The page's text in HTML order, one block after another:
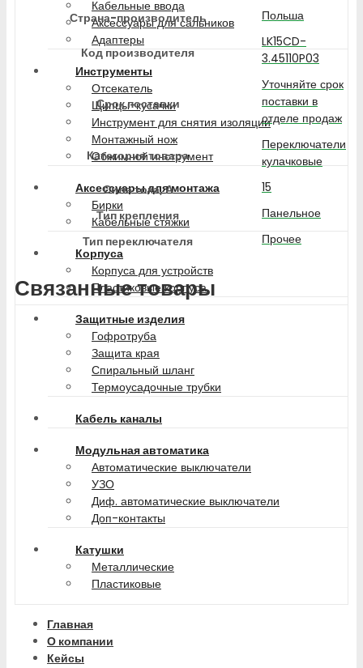
Кабельные ввода
Аксессуары для сальников
Адаптеры
Инструменты
Отсекатель
Щипцы-кусачки
Инструмент для снятия изоляции
Монтажный нож
Обжимной инструмент
Аксессуары для монтажа
Бирки
Кабельные стяжки
Корпуса
Корпуса для устройств
Пластиковые корпуса
Защитные изделия
Гофротруба
Защита края
Спиральный шланг
Термоусадочные трубки
Кабель каналы
Модульная автоматика
Автоматические выключатели
УЗО
Диф. автоматические выключатели
Доп-контакты
Катушки
Металлические
Пластиковые
Главная
О компании
Кейсы
Страна-производитель
Польша
Код производителя
LK15CD-
3.45110P03
Срок поставки
Уточняйте срок
поставки в
отделе продаж
Категория товара
Переключатели
кулачковые
Сила тока, А
15
Тип крепления
Панельное
Тип переключателя
Прочее
Связанные товары